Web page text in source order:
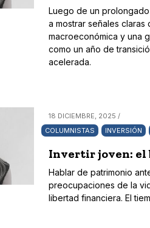
Luego de un
a mostrar señales
macroeconómica y una
como un año de
acelerada.
18 DICIEMBRE, 2025 /
COLUMNISTAS
INVERSIÓN
Invertir joven: el
Hablar de patrimonio
preocupaciones de la
libertad financiera. El